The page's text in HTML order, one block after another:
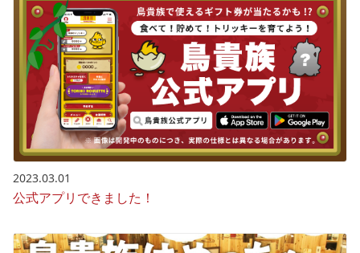
2023.03.01
公式アプリできました！